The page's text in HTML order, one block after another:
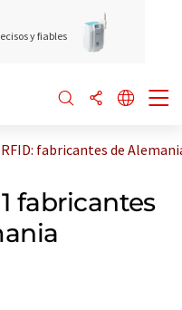
y fiables
fabricantes de
fabricantes